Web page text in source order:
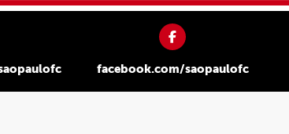
facebook.com/saopaulofc